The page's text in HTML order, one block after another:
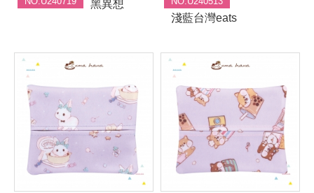
黑異想
淺藍台灣eats